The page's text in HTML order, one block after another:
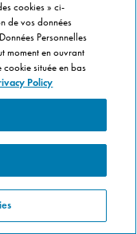
et légumes par jour
cookies » ci-
de vos données
Personnelles
moment en ouvrant
cookie située en bas
Policy